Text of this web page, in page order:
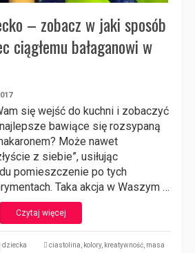
– zobacz w jaki sposób
ciągłemu bałaganowi w
się wejść do kuchni i zobaczyć
bawiące się rozsypaną
Może nawet
z siebie”, usiłując
pomieszczenie po tych
Taka akcja w Waszym …
Czytaj więcej
dziecka ciastolina kolory, kreatywność masa